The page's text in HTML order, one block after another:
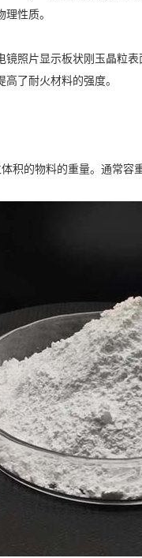
理性质。
片显示板状刚玉晶粒表
了耐火材料的强度。
的物料的重量。通常容